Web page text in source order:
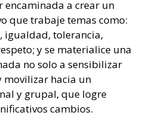
encaminada a crear un
que trabaje temas como:
igualdad, tolerancia,
y se materialice una
no solo a sensibilizar
movilizar hacia un
y grupal, que logre
cambios.